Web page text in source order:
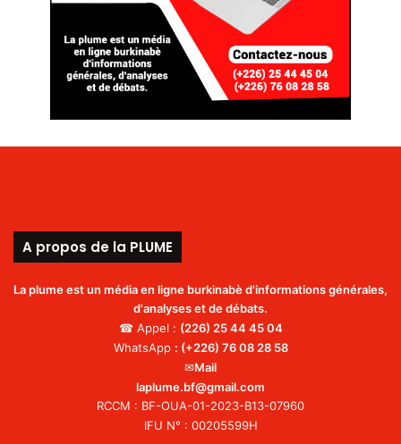
A propos de la PLUME
La plume est un média en ligne burkinabè d'informations générales,
d'analyses et de débats.
☎ Appel : (226) 25 44 45 04
WhatsApp : (+226) 76 08 28 58
✉Mail
laplume.bf@gmail.com
RCCM : BF-OUA-01-2023-B13-07960
IFU N° : 00205599H